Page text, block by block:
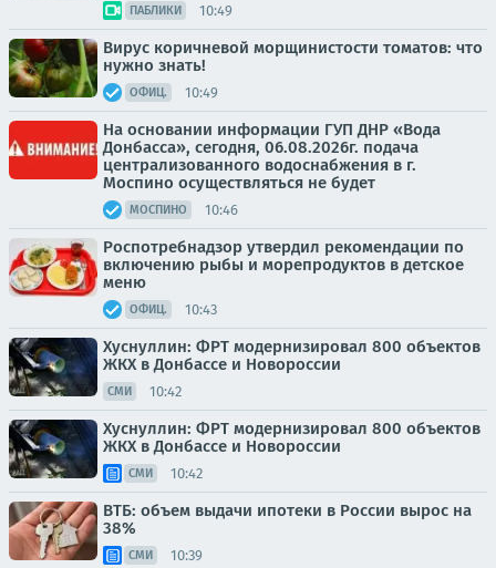
ПАБЛИКИ 10:49
Вирус коричневой морщинистости томатов: что
нужно знать!
ОФИЦ. 10:49
На основании информации ГУП ДНР «Вода
Донбасса», сегодня, 06.08.2026г. подача
централизованного водоснабжения в г.
Моспино осуществляться не будет
МОСПИНО 10:46
Роспотребнадзор утвердил рекомендации по
включению рыбы и морепродуктов в детское
меню
ОФИЦ. 10:43
Хуснуллин: ФРТ модернизировал 800 объектов
ЖКХ в Донбассе и Новороссии
СМИ 10:42
Хуснуллин: ФРТ модернизировал 800 объектов
ЖКХ в Донбассе и Новороссии
СМИ 10:42
ВТБ: объем выдачи ипотеки в России вырос на
38%
СМИ 10:39